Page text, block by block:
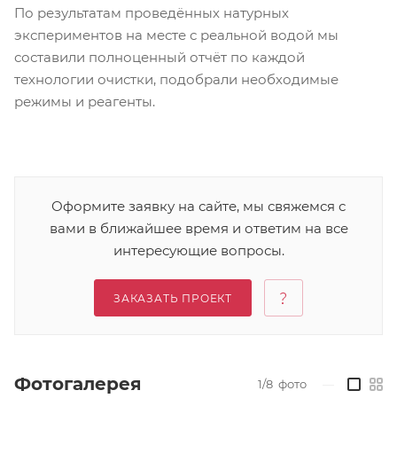
По результатам проведённых натурных
экспериментов на месте с реальной водой мы
составили полноценный отчёт по каждой
технологии очистки, подобрали необходимые
режимы и реагенты.
Оформите заявку на сайте, мы свяжемся с
вами в ближайшее время и ответим на все
интересующие вопросы.
ЗАКАЗАТЬ ПРОЕКТ
Фотогалерея 1/8 фото